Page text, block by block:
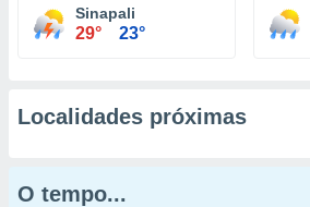
Sinapali
29° 23°
Localidades próximas
O tempo...